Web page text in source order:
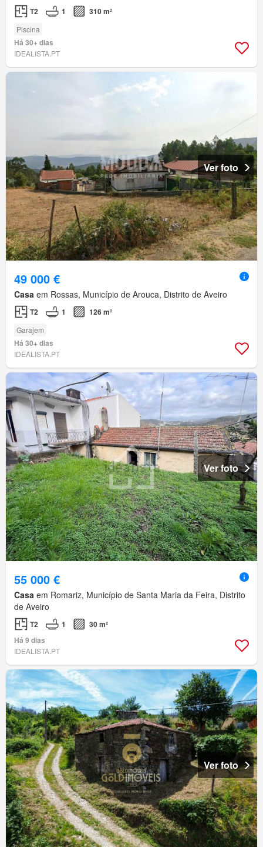
T2 1 310 m²
Piscina
Há 30+ dias
IDEALISTA.PT
Ver foto
49 000 €
Casa em Rossas, Município de Arouca, Distrito de Aveiro
T2 1 126 m²
Garajem
Há 30+ dias
IDEALISTA.PT
Ver foto
55 000 €
Casa em Romariz, Município de Santa Maria da Feira, Distrito
de Aveiro
T2 1
30 m²
Há 9 dias
IDEALISTA.PT
Ver foto